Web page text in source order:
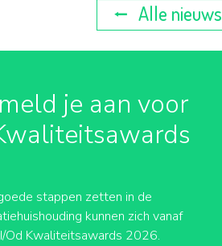
Alle nieuws
je aan voor
stappen zetten in de
kunnen zich vanaf
Od Kwaliteitsawards 2026.